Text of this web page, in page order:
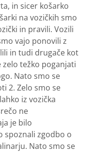
in sicer košarko
na vozičkih smo
in pravili. Vozili
vajo ponovili z
in tudi drugače kot
zelo težko poganjati
Nato smo se
2. Zelo smo se
iz vozička
ne
je bilo
spoznali zgodbo o
Nato smo se